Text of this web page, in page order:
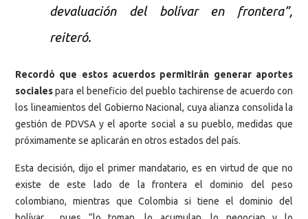
devaluación del bolívar en frontera”,
reiteró.
Recordó que estos acuerdos permitirán generar aportes
socialespara el beneficio del pueblo tachirense de acuerdo con
los lineamientos del Gobierno Nacional, cuya alianza consolida la
gestión de PDVSA y el aporte social a su pueblo, medidas que
próximamente se aplicarán en otros estados del país.
Esta decisión, dijo el primer mandatario, es en virtud de que no
existe de este lado de la frontera el dominio del peso
colombiano, mientras que Colombia si tiene el dominio del